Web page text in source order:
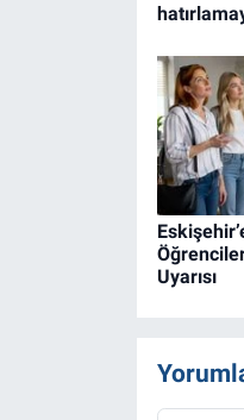
Uyarısı